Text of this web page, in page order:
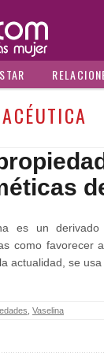
es un
como favorecer
actualidad, se
Vaselina